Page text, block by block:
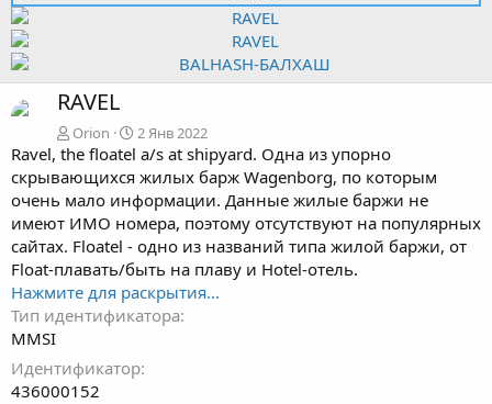
RAVEL
Orion 2 Янв 2022
Ravel, the floatel a/s at shipyard. Одна из упорно
скрывающихся жилых барж Wagenborg, по которым
очень мало информации. Данные жилые баржи не
имеют ИМО номера, поэтому отсутствуют на популярных
сайтах. Floatel - одно из названий типа жилой баржи, от
Float-плавать/быть на плаву и Hotel-отель.
Нажмите для раскрытия...
Тип идентификатора
MMSI
Идентификатор
436000152